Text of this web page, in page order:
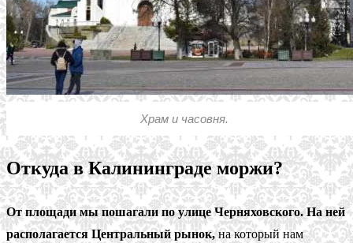
Храм и часовня.
Откуда в Калининграде моржи?
От площади мы пошагали по улице Черняховского. На ней
располагается Центральный рынок,на который нам